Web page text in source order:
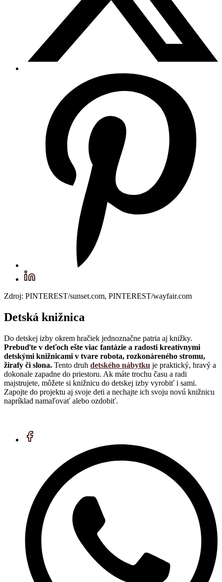
Zdroj: PINTEREST/sunset.com, PINTEREST/wayfair.com
Detská knižnica
Do detskej izby okrem hračiek jednoznačne patria aj knižky.
Prebuďte v deťoch ešte viac fantázie a radosti kreatívnymi
detskými knižnicami v tvare robota, rozkonáreného stromu,
žirafy či slona. Tento druh detského nábytku je praktický, hravý a
dokonale zapadne do priestoru. Ak máte trochu času a radi
majstrujete, môžete si knižnicu do detskej izby vyrobiť i sami.
Zapojte do projektu aj svoje deti a nechajte ich svoju novú knižnicu
napríklad namaľovať alebo ozdobiť.